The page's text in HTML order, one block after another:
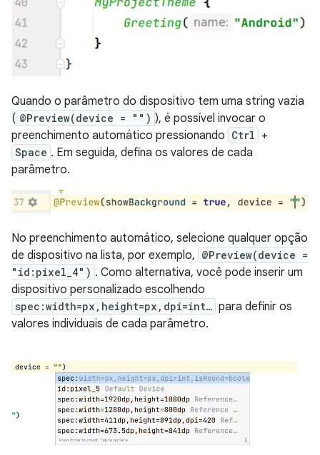
Quando o parâmetro do dispositivo tem uma string vazia
( @Preview(device = "") ), é possível invocar o
preenchimento automático pressionando Ctrl +
Space . Em seguida, defina os valores de cada
parâmetro.
No preenchimento automático, selecione qualquer opção
de dispositivo na lista, por exemplo, @Preview(device =
"id:pixel_4") . Como alternativa, você pode inserir um
dispositivo personalizado escolhendo
spec:width=px,height=px,dpi=int… para definir os
valores individuais de cada parâmetro.